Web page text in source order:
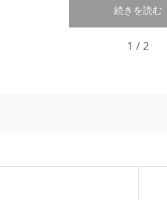
続きを読む
1 / 2